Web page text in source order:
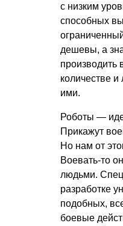
с низким
способных
дешевы, а
производить
количестве и
ими.
Роботы —
Прикажут
Но нам от
Воевать-то
людьми.
разработке
подобных,
боевые